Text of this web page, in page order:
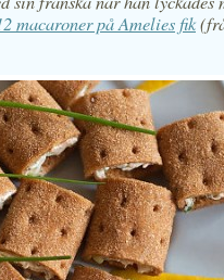
macaroner på Amelies fik